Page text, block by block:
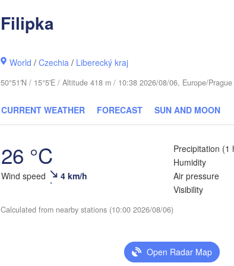
Filipka
World /Czechia / Liberecký kraj
50°51'N / 15°5'E / Altitude 418 m / 10:38 2026/08/06, Europe/Prague
CURRENT WEATHER FORECAST SUN AND MOON
26 °C
Wind speed 4 km/h
Precipitation (1
Humidity
Air pressure
Visibility
Calculated from nearby stations (10:00 2026/08/06)
Open Radar Map
Daugavpils
Šiauliai
Бабруйск
(Babrujsk)
(Mazyr)
(Salihorsk)
Гродна
(Hrodna)
Магілёў
(Mahilioŭ)